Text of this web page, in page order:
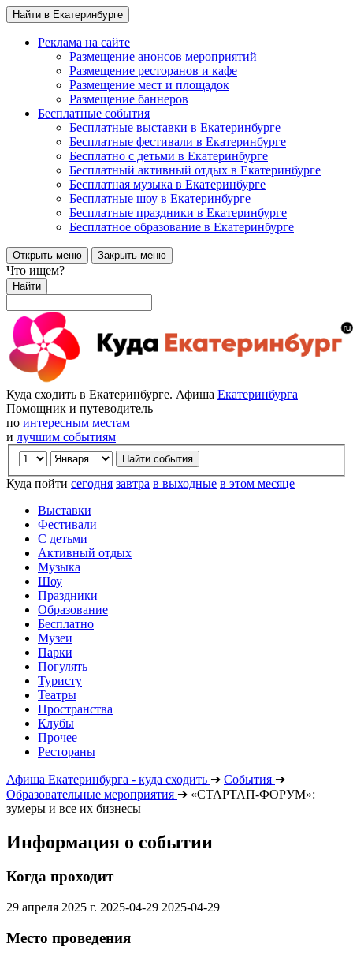
Найти в Екатеринбурге
Реклама на сайте
Размещение анонсов мероприятий
Размещение ресторанов и кафе
Размещение мест и площадок
Размещение баннеров
Бесплатные события
Бесплатные выставки в Екатеринбурге
Бесплатные фестивали в Екатеринбурге
Бесплатно с детьми в Екатеринбурге
Бесплатный активный отдых в Екатеринбурге
Бесплатная музыка в Екатеринбурге
Бесплатные шоу в Екатеринбурге
Бесплатные праздники в Екатеринбурге
Бесплатное образование в Екатеринбурге
Открыть меню Закрыть меню
Что ищем?
Найти
Куда сходить в Екатеринбурге. Афиша Екатеринбурга
Помощник и путеводитель
по интересным местам
и лучшим событиям
Куда пойти сегодня завтра в выходные в этом месяце
Выставки
Фестивали
С детьми
Активный отдых
Музыка
Шоу
Праздники
Образование
Бесплатно
Музеи
Парки
Погулять
Туристу
Театры
Пространства
Клубы
Прочее
Рестораны
Афиша Екатеринбурга - куда сходить ➔ События ➔
Образовательные мероприятия ➔ «СТАРТАП-ФОРУМ»:
зумеры и все их бизнесы
Информация о событии
Когда проходит
29 апреля 2025 г. 2025-04-29 2025-04-29
Место проведения